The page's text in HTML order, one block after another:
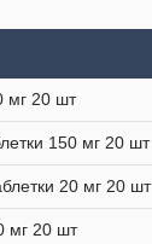
мг 20 шт
150 мг 20 шт
20 мг 20 шт
мг 20 шт